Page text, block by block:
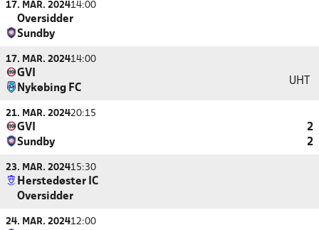
17. MAR. 202414:00
Oversidder
Sundby
17. MAR. 202414:00
GVI
Nykøbing FC
UHT
21. MAR. 202420:15
GVI
2
Sundby
2
23. MAR. 202415:30
Herstedøster IC
Oversidder
24. MAR. 202412:00